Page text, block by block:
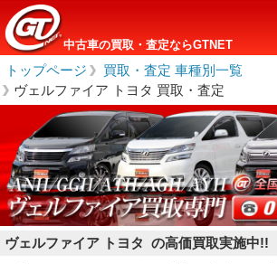
中古車の買取・査定ならGTNET
トップページ ＞
買取・査定 車種別一覧
＞
ヴェルファイア トヨタ 買取・査定
ヴェルファイア トヨタ の高価買取実施中!!